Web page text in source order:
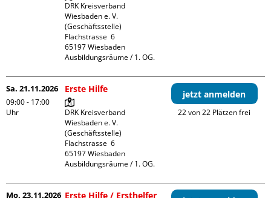
DRK Kreisverband
Wiesbaden e. V.
(Geschäftsstelle)
Flachstrasse  6
65197 Wiesbaden
Ausbildungsräume / 1. OG.
Sa. 21.11.2026
09:00 - 17:00
Uhr
Erste Hilfe
DRK Kreisverband
Wiesbaden e. V.
(Geschäftsstelle)
Flachstrasse  6
65197 Wiesbaden
Ausbildungsräume / 1. OG.
jetzt anmelden
22 von 22 Plätzen frei
Mo. 23.11.2026 Erste Hilfe / Ersthelfer